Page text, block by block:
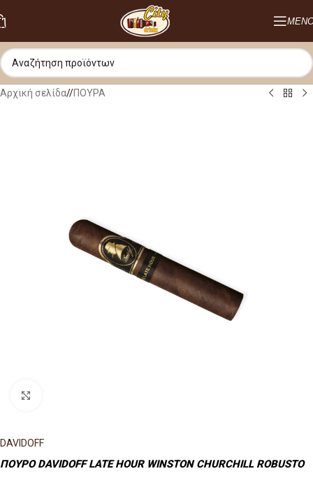
Skip to navigation
Skip to main content
Αρχική σελίδα/ ΠΟΥΡΑ
DAVIDOFF
ΠΟΥΡΟ DAVIDOFF LATE HOUR WINSTON CHURCHILL ROBUSTO